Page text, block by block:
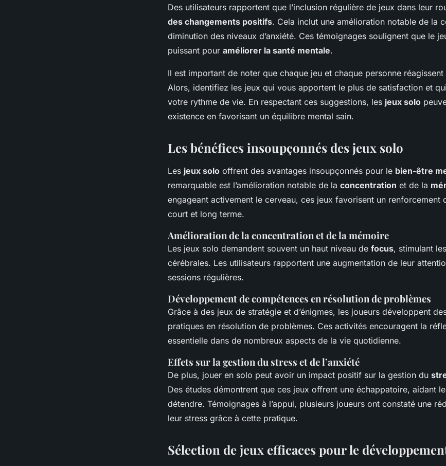
Des utilisateurs rapportent que l’inclusion régulière de jeux dans leur
des changements positifs. Cela inclut une amélioration notable de la
diminution des niveaux d’anxiété. Ces témoignages soulignent que le
puissant pour améliorer la santé mentale.
Il est important de noter que chaque jeu et chaque personne
Alors, identifiez les jeux qui vous apportent le plus de satisfaction et
votre rythme de vie. En respectant ces suggestions, les jeux solo
existence en favorisant un équilibre mental sain.
Les bénéfices insoupçonnés des jeux solo
Les jeux solo offrent des avantages insoupçonnés pour le bien-être
remarquable est l’amélioration notable de la concentration et de la
engageant activement le cerveau, ces jeux favorisent un renforcement
court et long terme.
Amélioration de la concentration et de la mémoire
Les jeux solo demandent souvent un haut niveau de focus, stimulant
cérébrales. Les utilisateurs rapportent une augmentation de leur
sessions régulières.
Développement de compétences en résolution de problèmes
Grâce à des jeux de stratégie et d’énigmes, les joueurs développent
pratiques en résolution de problèmes. Ces activités encouragent la
essentielle dans de nombreux aspects de la vie quotidienne.
Effets sur la gestion du stress et de l’anxiété
De plus, jouer en solo peut avoir un impact positif sur la gestion du
Des études démontrent que ces jeux offrent une échappatoire, aidant
détendre. Témoignages à l’appui, plusieurs joueurs ont constaté une
leur stress grâce à cette pratique.
Sélection de jeux efficaces pour le